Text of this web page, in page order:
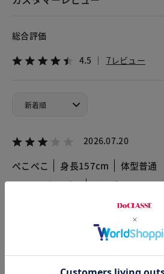
総合評価
4.5 7レビュー
2026.07.20
ぺこぺこ 身長157cm 体型普通
カラー：ネイビー
サイズ：M
思ったより生地は厚かったです。とい
メがおしゃれでネイビーは場所も選ば